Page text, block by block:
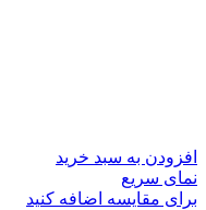
افزودن به سبد خرید
نمای سریع
برای مقایسه اضافه کنید